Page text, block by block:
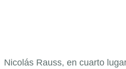
Nicolás Rauss, en cuarto